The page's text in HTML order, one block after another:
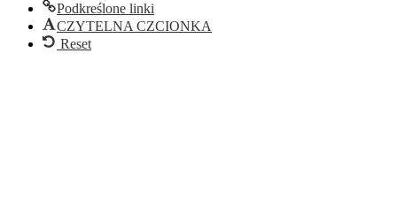
Podkreślone linki
CZYTELNA CZCIONKA
Reset